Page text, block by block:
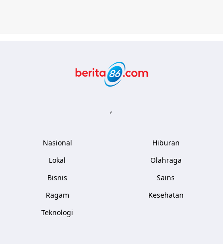
,
Nasional
Lokal
Bisnis
Ragam
Teknologi
Hiburan
Olahraga
Sains
Kesehatan